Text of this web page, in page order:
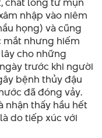
nhập vào niêm
họng) và cũng
mắt nhưng hiếm
cho những
trước khi người
bệnh thủy đậu
đã đóng vảy.
nhận thấy hầu hết
do tiếp xúc với